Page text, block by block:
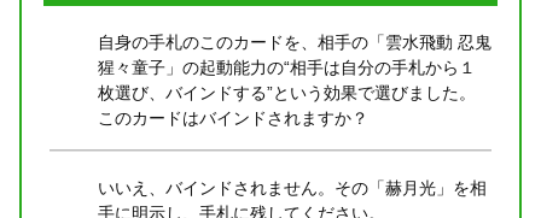
自身の手札のこのカードを、相手の「雲水飛動 忍鬼
猩々童子」の起動能力の“相手は自分の手札から１
枚選び、バインドする”という効果で選びました。
このカードはバインドされますか？
いいえ、バインドされません。その「赫月光」を相
手に明示し、手札に残してください。